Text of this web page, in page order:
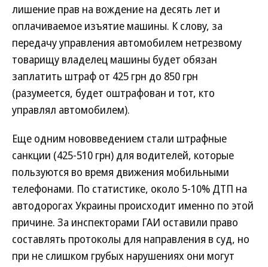
лишение прав на вождение на десять лет и
оплачиваемое изъятие машины. К слову, за
передачу управления автомобилем нетрезвому
товарищу владелец машины будет обязан
заплатить штраф от 425 грн до 850 грн
(разумеется, будет оштрафован и тот, кто
управлял автомобилем).
Еще одним нововведением стали штрафные
санкции (425-510 грн) для водителей, которые
пользуются во время движения мобильными
телефонами. По статистике, около 5-10% ДТП на
автодорогах Украины происходит именно по этой
причине. За инспекторами ГАИ оставили право
составлять протоколы для направления в суд, но
при не слишком грубых нарушениях они могут